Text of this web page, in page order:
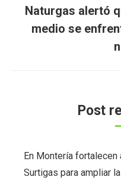
Naturgas alertó
medio se
Post
En Montería
Surtigas para ampliar